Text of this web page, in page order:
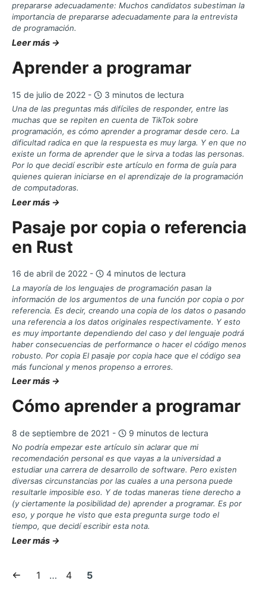
prepararse adecuadamente: Muchos candidatos subestiman la
importancia de prepararse adecuadamente para la entrevista
de programación.
Leer más →
Aprender a programar
15 de julio de 2022 - 3 minutos de lectura
Una de las preguntas más difíciles de responder, entre las
muchas que se repiten en cuenta de TikTok sobre
programación, es cómo aprender a programar desde cero. La
dificultad radica en que la respuesta es muy larga. Y en que no
existe un forma de aprender que le sirva a todas las personas.
Por lo que decidí escribir este artículo en forma de guía para
quienes quieran iniciarse en el aprendizaje de la programación
de computadoras.
Leer más →
Pasaje por copia o referencia
en Rust
16 de abril de 2022 - 4 minutos de lectura
La mayoría de los lenguajes de programación pasan la
información de los argumentos de una función por copia o por
referencia. Es decir, creando una copia de los datos o pasando
una referencia a los datos originales respectivamente. Y esto
es muy importante dependiendo del caso y del lenguaje podrá
haber consecuencias de performance o hacer el código menos
robusto. Por copia El pasaje por copia hace que el código sea
más funcional y menos propenso a errores.
Leer más →
Cómo aprender a programar
8 de septiembre de 2021 - 9 minutos de lectura
No podría empezar este artículo sin aclarar que mi
recomendación personal es que vayas a la universidad a
estudiar una carrera de desarrollo de software. Pero existen
diversas circunstancias por las cuales a una persona puede
resultarle imposible eso. Y de todas maneras tiene derecho a
(y ciertamente la posibilidad de) aprender a programar. Es por
eso, y porque he visto que esta pregunta surge todo el
tiempo, que decidí escribir esta nota.
Leer más →
Anterior
Página:
1 … Página:
4
Página
5